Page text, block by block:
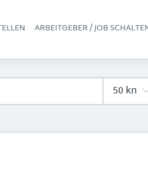
Haupt-Navigation
ARBEITGEBER / JOB